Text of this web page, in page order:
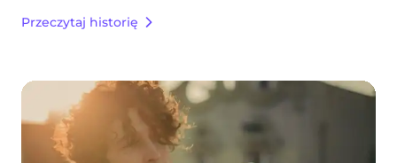
Przeczytaj historię